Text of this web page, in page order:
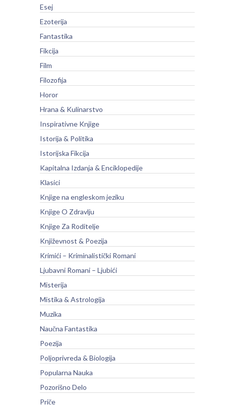
Esej
Ezoterija
Fantastika
Fikcija
Film
Filozofija
Horor
Hrana & Kulinarstvo
Inspirativne Knjige
Istorija & Politika
Istorijska Fikcija
Kapitalna Izdanja & Enciklopedije
Klasici
Knjige na engleskom jeziku
Knjige O Zdravlju
Knjige Za Roditelje
Književnost & Poezija
Krimići – Kriminalistički Romani
Ljubavni Romani – Ljubići
Misterija
Mistika & Astrologija
Muzika
Naučna Fantastika
Poezija
Poljoprivreda & Biologija
Popularna Nauka
Pozorišno Delo
Priče